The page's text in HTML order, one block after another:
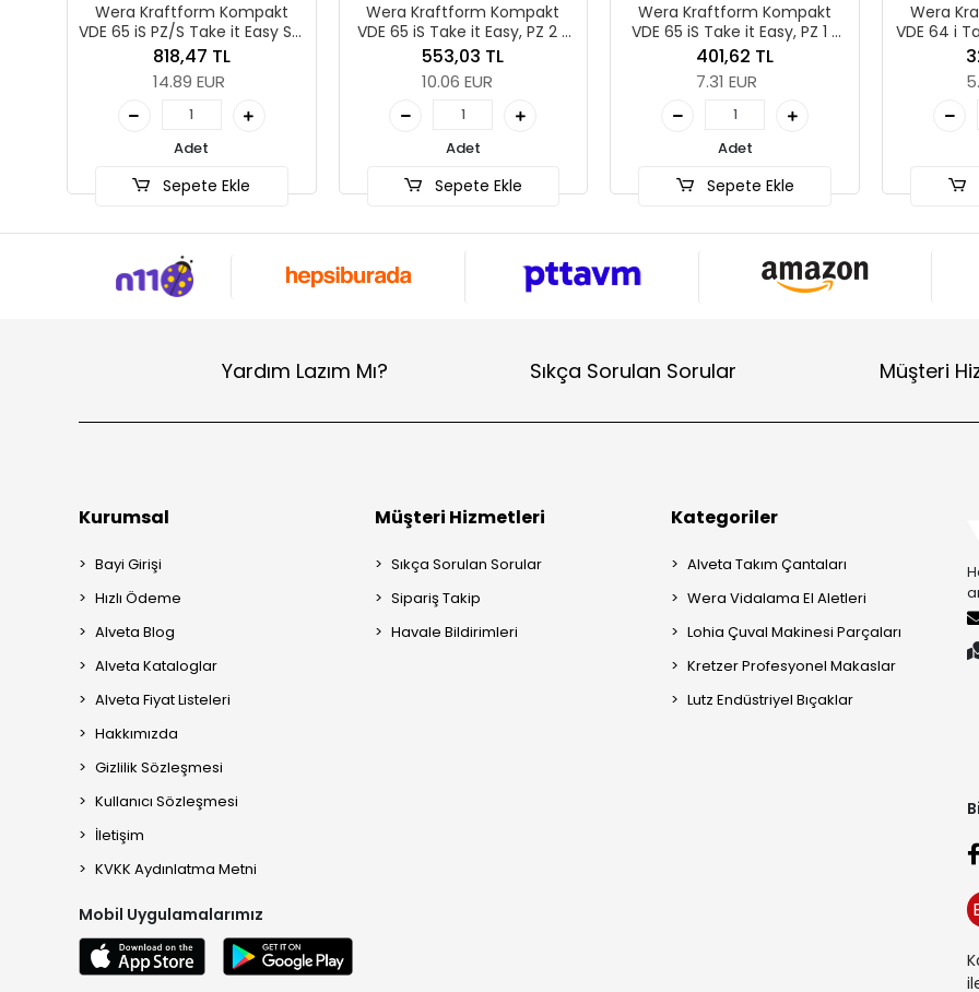
Wera Kraftform Kompakt
65 iS PZ/S Take it Easy SB,
# 2 x 157 mm
Sepete Ekle
Wera Kraftform Kompakt
VDE 65 iS Take it Easy, PZ 2 x
553,03 TL
Sepete Ekle
Wera Kraftform Kompakt
VDE 65 iS Take it Easy, PZ 1 x
Sepete Ekle
Wera Kraftform
VDE 64 i Take it Easy,
326,83 TL
Sepete
Yardım Lazım Mı? Sıkça Sorulan Sorular Müşteri
Kurumsal
Bayi Girişi
Hızlı Ödeme
Alveta Blog
Alveta Kataloglar
Alveta Fiyat Listeleri
Hakkımızda
Gizlilik Sözleşmesi
Kullanıcı Sözleşmesi
İletişim
KVKK Aydınlatma Metni
Mobil Uygulamalarımız
Müşteri Hizmetleri
Sıkça Sorulan Sorular
Sipariş Takip
Havale Bildirimleri
Kategoriler
Alveta Takım Çantaları
Wera Vidalama El Aletleri
Lohia Çuval Makinesi Parçaları
Kretzer Profesyonel Makaslar
Lutz Endüstriyel Bıçaklar